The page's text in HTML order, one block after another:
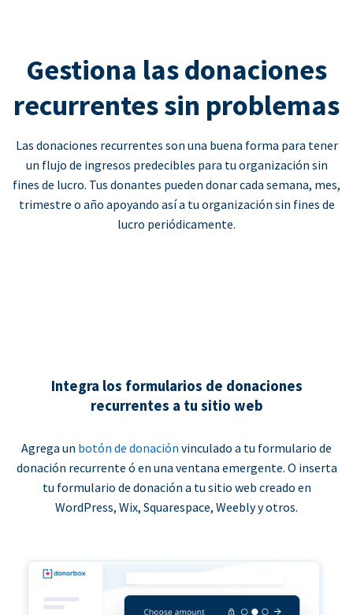
Gestiona las donaciones
recurrentes sin problemas
Las donaciones recurrentes son una buena forma para tener
un flujo de ingresos predecibles para tu organización sin
fines de lucro. Tus donantes pueden donar cada semana, mes,
trimestre o año apoyando así a tu organización sin fines de
lucro periódicamente.
Integra los formularios de donaciones
recurrentes a tu sitio web
Agrega un botón de donación vinculado a tu formulario de
donación recurrente ó en una ventana emergente. O inserta
tu formulario de donación a tu sitio web creado en
WordPress, Wix, Squarespace, Weebly y otros.